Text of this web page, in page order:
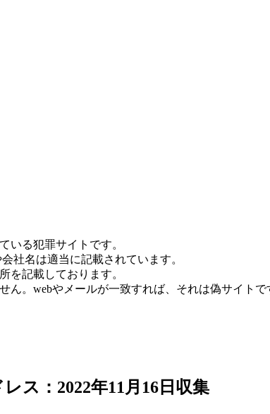
いる犯罪サイトです。
社名は適当に記載されています。
を記載しております。
ん。webやメールが一致すれば、それは偽サイトで
ス：2022年11月16日収集